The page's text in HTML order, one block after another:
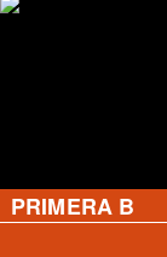
PRIMERA B